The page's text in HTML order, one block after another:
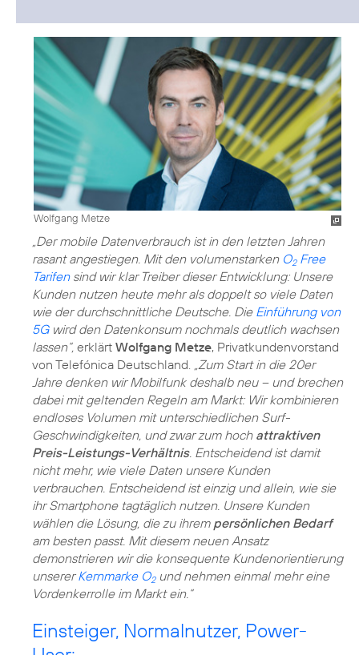
Wolfgang Metze
„Der mobile Datenverbrauch ist in den letzten Jahren
rasant angestiegen. Mit den volumenstarken O2Free
Tarifensind wir klar Treiber dieser Entwicklung: Unsere
Kunden nutzen heute mehr als doppelt so viele Daten
wie der durchschnittliche Deutsche. Die Einführung von
5Gwird den Datenkonsum nochmals deutlich wachsen
lassen“, erklärt Wolfgang Metze, Privatkundenvorstand
von Telefónica Deutschland.
„Zum Start in die 20er
Jahre denken wir Mobilfunk deshalb neu – und brechen
dabei mit geltenden Regeln am Markt: Wir kombinieren
endloses Volumen mit unterschiedlichen Surf-
Geschwindigkeiten, und zwar zum hoch attraktiven
Preis-Leistungs-Verhältnis. Entscheidend ist damit
nicht mehr, wie viele Daten unsere Kunden
verbrauchen. Entscheidend ist einzig und allein, wie sie
ihr Smartphone tagtäglich nutzen. Unsere Kunden
wählen die Lösung, die zu ihrem persönlichen Bedarf
am besten passt. Mit diesem neuen Ansatz
demonstrieren wir die konsequente Kundenorientierung
unsererKernmarke O2und nehmen einmal mehr eine
Vordenkerrolle im Markt ein.“
Einsteiger, Normalnutzer, Power-